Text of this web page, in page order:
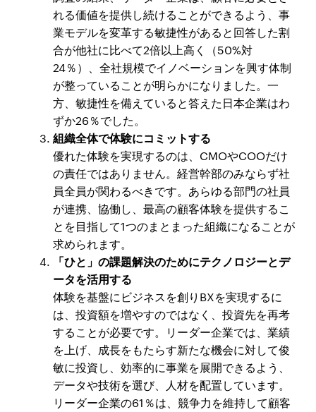
れる価値を提供し続けることができるよう、事
業モデルを変革する敏捷性があると回答した割
合が他社に比べて2倍以上高く（50%対
24％）、全社規模でイノベーションを興す体制
が整っていることが明らかになりました。一
方、敏捷性を備えていると答えた日本企業はわ
ずか26％でした。
組織全体で体験にコミットする
優れた体験を実現するのは、CMOやCOOだけ
の責任ではありません。経営幹部のみならず社
員全員が関わるべきです。あらゆる部門の社員
が連携、協働し、最高の顧客体験を提供するこ
とを目指して1つのまとまった組織になることが
求められます。
「ひと」の課題解決のためにテクノロジーとデ
ータを活用する
体験を基盤にビジネスを創りBXを実現するに
は、投資額を増やすのではなく、投資先を再考
することが必要です。リーダー企業では、業績
を上げ、成長をもたらす新たな機会に対して俊
敏に投資し、効率的に事業を展開できるよう、
データや技術を選び、人材を配置しています。
リーダー企業の61％は、競争力を維持して顧客